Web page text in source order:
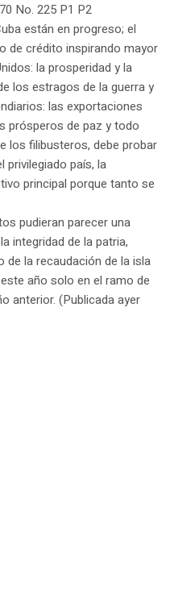
No. 225 P1 P2
están en progreso; el
de crédito inspirando mayor
la prosperidad y la
los estragos de la guerra y
las exportaciones
prósperos de paz y todo
los filibusteros, debe probar
privilegiado país, la
principal porque tanto se
pudieran parecer una
integridad de la patria,
la recaudación de la isla
año solo en el ramo de
anterior. (Publicada ayer